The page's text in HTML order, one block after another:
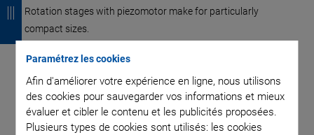
Paramétrez les cookies
Afin d'améliorer votre expérience en ligne, nous utilisons
des cookies pour sauvegarder vos informations et mieux
évaluer et cibler le contenu et les publicités proposées.
Plusieurs types de cookies sont utilisés: les cookies
Rotation stages with piezomotor make for particularly
compact sizes.
Many applications in microscopy require free light passage.
applications, where they position, for example, filters reliably
and with excellent repeatability.
Rotation stages can be mounted on linear stages without
e
t
o
u
r
e
t
o
u
r
e
t
o
u
r
e
t
o
u
r